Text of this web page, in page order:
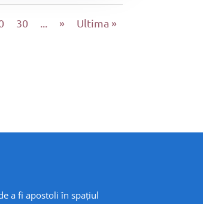
30 » Ultima »
a fi apostoli în spațiul